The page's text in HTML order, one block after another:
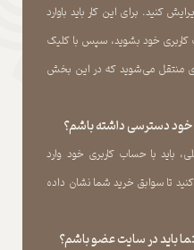
کنید. برای این کار باید باوارد
کاربری خود بشوید، سپس با کلیک
منتقل می‏‌شوید که در این بخش
خود دسترسی داشته باشم؟
باید با حساب کاربری خود وارد
تا سوابق خرید شما نشان داده
باید در سایت عضو باشم؟